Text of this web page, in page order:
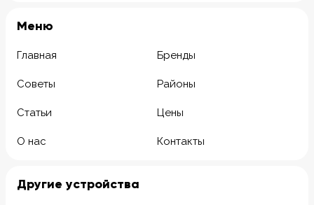
Meню
Главная Бренды
Советы Районы
Статьи Цены
О нас Контакты
Другие устройства